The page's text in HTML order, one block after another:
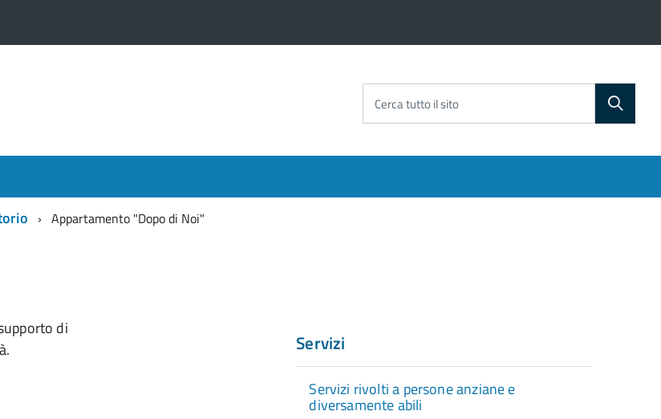
Cerca tutto il sito
Appartamento "Dopo di Noi"
di
Servizi
Servizi rivolti a persone anziane e
diversamente abili